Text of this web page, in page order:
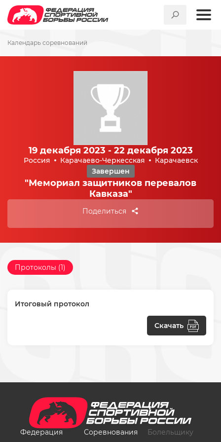
Календарь соревнований
19 декабря 2023 - 22 декабря 2023
Россия Карачаево-Черкесская
Карачаевск
Завершен
"Мемориал защитников перевалов
Кавказа"
Поделиться
Протоколы (1)
Итоговый протокол
Скачать
Федерация Соревнования Болельщику